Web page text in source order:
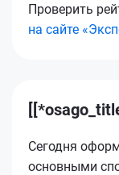
Проверить
на сайте
Сегодня
основными